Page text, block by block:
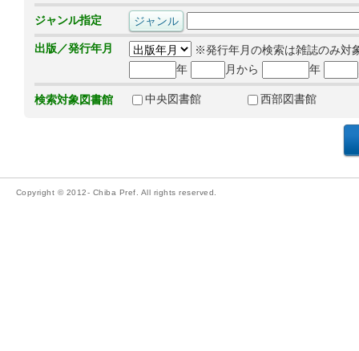
ジャンル指定
出版／発行年月
※発行年月の検索は雑誌のみ対
年
月から 年
検索対象図書館 中央図書館 西部図書館
Copyright © 2012- Chiba Pref. All rights reserved.